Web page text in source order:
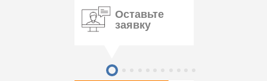
Оставьте
заявку